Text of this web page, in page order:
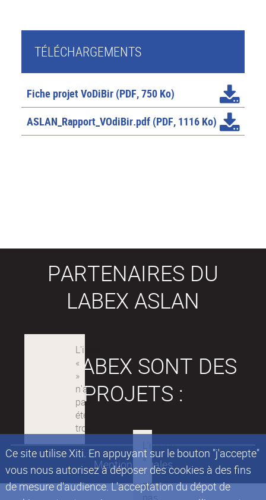
Ce site utilise Xiti. En appuyant sur le bouton "j'accepte"
vous nous autorisez à déposer des cookies à des fins
de mesure d'audience. L'acceptation du dépot de
TÉLÉCHARGEMENTS
Fiche projet VoDiBir (PDF, 750 Ko)
ASLAN_Rapport_VOdiBir.pdf (PDF, 1116 Ko)
PARTENAIRES DU
LABEX ASLAN
LES LABEX SONT DES
PROJETS :
Mentions légales